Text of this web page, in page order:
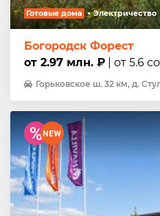
Готовые дома Электричество
Богородск Форест
от 2.97 млн. ₽ | от 5.6
Горьковское ш. 32 км, д.